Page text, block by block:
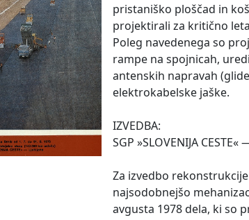
pristaniško ploščad in
projektirali za kritično
Poleg navedenega so
rampe na spojnicah,
antenskih napravah
elektrokabelske jaške.
IZVEDBA:
SGP »SLOVENIJA CESTE«
Za izvedbo
najsodobnejšo
avgusta 1978 dela, ki so